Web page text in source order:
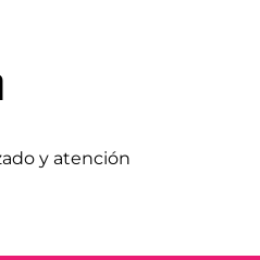
y atención